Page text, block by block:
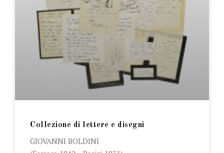
Collezione di lettere e disegni
GIOVANNI BOLDINI